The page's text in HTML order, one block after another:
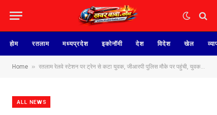
होम रतलाम मध्यप्रदेश इकोनॉमी देश विदेश खेल
Home » रतलाम रेलवे स्टेशन पर ट्रेन से कटा युवक, जीआरपी पुलिस मौके पर पहुंची, युवक की शिनाख्ती के प्रयास जारी
ALL NEWS